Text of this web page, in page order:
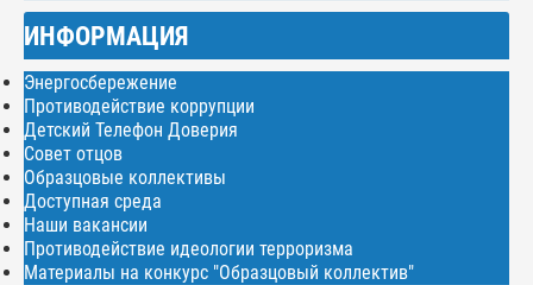
ИНФОРМАЦИЯ
Энергосбережение
Противодействие коррупции
Детский Телефон Доверия
Совет отцов
Образцовые коллективы
Доступная среда
Наши вакансии
Противодействие идеологии терроризма
Материалы на конкурс "Образцовый коллектив"